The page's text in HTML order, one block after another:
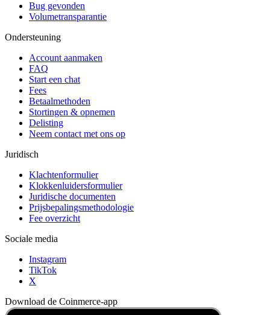
Bug gevonden
Volumetransparantie
Ondersteuning
Account aanmaken
FAQ
Start een chat
Fees
Betaalmethoden
Stortingen & opnemen
Delisting
Neem contact met ons op
Juridisch
Klachtenformulier
Klokkenluidersformulier
Juridische documenten
Prijsbepalingsmethodologie
Fee overzicht
Sociale media
Instagram
TikTok
X
Download de Coinmerce-app